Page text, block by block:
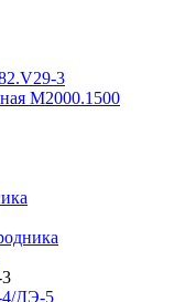
3
М2000.1500
4/ДЭ-5